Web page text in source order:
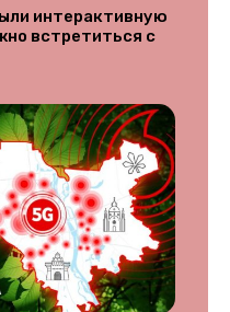
интерактивную
встретиться с